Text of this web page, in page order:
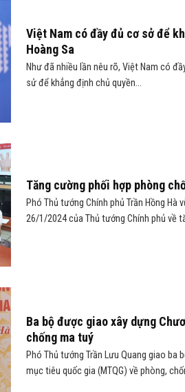
Việt Nam có đầy đủ cơ sở để
Hoàng Sa
Như đã nhiều lần nêu rõ, Việt Nam có
sử để khẳng định chủ quyền...
Tăng cường phối hợp phòng
Phó Thủ tướng Chính phủ Trần Hồng Hà
26/1/2024 của Thủ tướng Chính phủ về
Ba bộ được giao xây dựng
chống ma tuý
Phó Thủ tướng Trần Lưu Quang giao ba
mục tiêu quốc gia (MTQG) về phòng,